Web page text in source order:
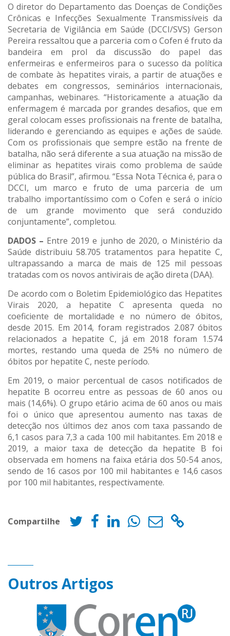
O diretor do Departamento das Doenças de Condições
Crônicas e Infecções Sexualmente Transmissíveis da
Secretaria de Vigilância em Saúde (DCCI/SVS) Gerson
Pereira ressaltou que a parceria com o Cofen é fruto da
bandeira em prol da discussão do papel das
enfermeiras e enfermeiros para o sucesso da política
de combate às hepatites virais, a partir de atuações e
debates em congressos, seminários internacionais,
campanhas, webinares. “Historicamente a atuação da
enfermagem é marcada por grandes desafios, que em
geral colocam esses profissionais na frente de batalha,
liderando e gerenciando as equipes e ações de saúde.
Com os profissionais que sempre estão na frente de
batalha, não será diferente a sua atuação na missão de
eliminar as hepatites virais como problema de saúde
pública do Brasil”, afirmou. “Essa Nota Técnica é, para o
DCCI, um marco e fruto de uma parceria de um
trabalho importantíssimo com o Cofen e será o início
de um grande movimento que será conduzido
conjuntamente”, completou.
DADOS – Entre 2019 e junho de 2020, o Ministério da
Saúde distribuiu 58.705 tratamentos para hepatite C,
ultrapassando a marca de mais de 125 mil pessoas
tratadas com os novos antivirais de ação direta (DAA).
De acordo com o Boletim Epidemiológico das Hepatites
Virais 2020, a hepatite C apresenta queda no
coeficiente de mortalidade e no número de óbitos,
desde 2015. Em 2014, foram registrados 2.087 óbitos
relacionados a hepatite C, já em 2018 foram 1.574
mortes, restando uma queda de 25% no número de
óbitos por hepatite C, neste período.
Em 2019, o maior percentual de casos notificados de
hepatite B ocorreu entre as pessoas de 60 anos ou
mais (14,6%). O grupo etário acima de 60 anos ou mais
foi o único que apresentou aumento nas taxas de
detecção nos últimos dez anos com taxa passando de
6,1 casos para 7,3 a cada 100 mil habitantes. Em 2018 e
2019, a maior taxa de detecção da hepatite B foi
observada em homens na faixa etária dos 50-54 anos,
sendo de 16 casos por 100 mil habitantes e 14,6 casos
por 100 mil habitantes, respectivamente.
Compartilhe
Outros Artigos